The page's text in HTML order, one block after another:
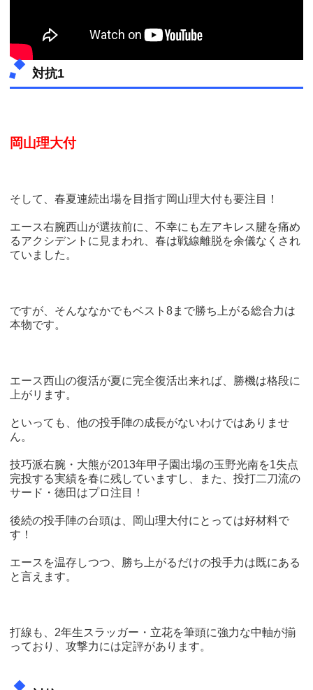
対抗1
岡山理大付
そして、春夏連続出場を目指す岡山理大付も要注目！
エース右腕西山が選抜前に、不幸にも左アキレス腱を痛め
るアクシデントに見まわれ、春は戦線離脱を余儀なくされ
ていました。
ですが、そんななかでもベスト8まで勝ち上がる総合力は
本物です。
エース西山の復活が夏に完全復活出来れば、勝機は格段に
上がリます。
といっても、他の投手陣の成長がないわけではありませ
ん。
技巧派右腕・大熊が2013年甲子園出場の玉野光南を1失点
完投する実績を春に残していますし、また、投打二刀流の
サード・徳田はプロ注目！
後続の投手陣の台頭は、岡山理大付にとっては好材料で
す！
エースを温存しつつ、勝ち上がるだけの投手力は既にある
と言えます。
打線も、2年生スラッガー・立花を筆頭に強力な中軸が揃
っており、攻撃力には定評があります。